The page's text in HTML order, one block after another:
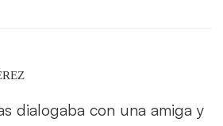
dialogaba con una amiga y